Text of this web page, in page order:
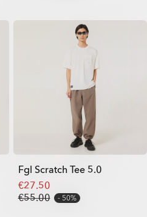
Fgl Scratch Tee 5.0
€27.50
€55.00
50%